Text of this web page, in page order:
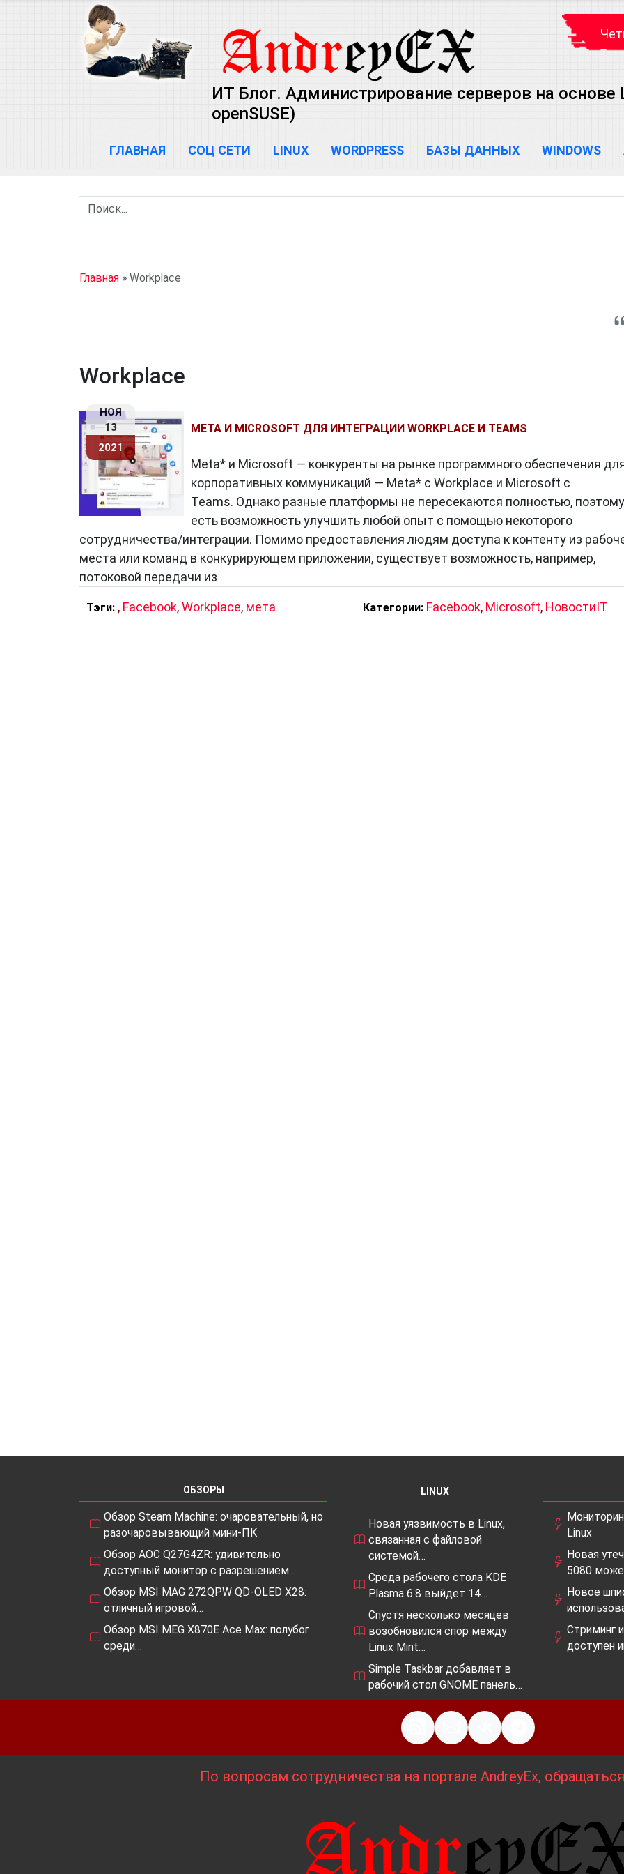
ИТ Блог. Администрирование серверов на основе
openSUSE)
ГЛАВНАЯ СОЦ СЕТИ LINUX WORDPRESS БАЗЫ ДАННЫХ WINDOWS
Главная » Workplace
Workplace
НОЯ
13
2021
META И MICROSOFT ДЛЯ ИНТЕГРАЦИИ WORKPLACE И TEAMS
Meta* и Microsoft — конкуренты на рынке программного обеспечения
корпоративных коммуникаций — Meta* с Workplace и Microsoft с
Teams. Однако разные платформы не пересекаются полностью, поэтому
есть возможность улучшить любой опыт с помощью некоторого
сотрудничества/интеграции. Помимо предоставления людям доступа к контенту из
места или команд в конкурирующем приложении, существует возможность, например,
потоковой передачи из
Тэги: , Facebook,Workplace, мета Категории: Facebook, Microsoft, НовостиIT
ОБЗОРЫ
Обзор Steam Machine: очаровательный, но
разочаровывающий мини-ПК
Обзор AOC Q27G4ZR: удивительно
доступный монитор с разрешением…
Обзор MSI MAG 272QPW QD-OLED X28:
отличный игровой…
Обзор MSI MEG X870E Ace Max: полубог
среди…
LINUX
Новая уязвимость в Linux,
связанная с файловой
системой…
Среда рабочего стола KDE
Plasma 6.8 выйдет 14…
Спустя несколько месяцев
возобновился спор между
Linux Mint…
Simple Taskbar добавляет в
рабочий стол GNOME панель…
Linux
Новая
5080
Новое
Стриминг
доступен
По вопросам сотрудничества на портале AndreyEx,